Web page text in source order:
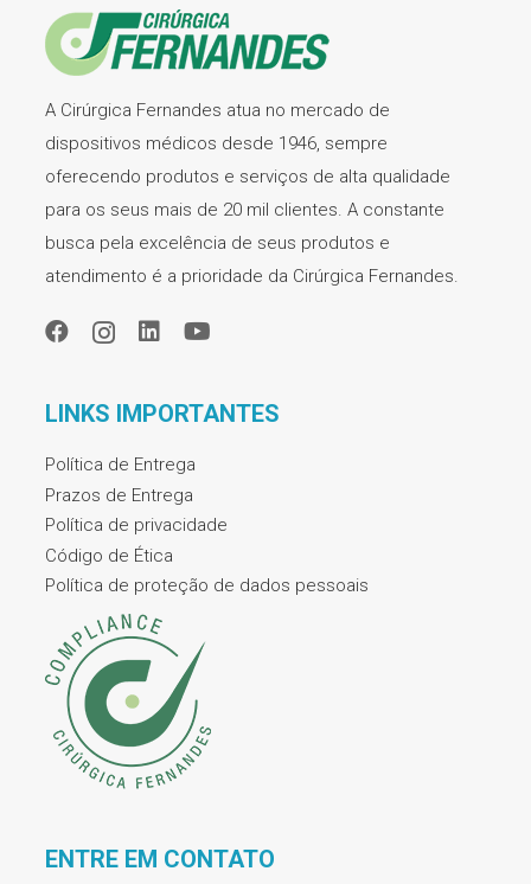
A Cirúrgica Fernandes atua no mercado de
dispositivos médicos desde 1946, sempre
oferecendo produtos e serviços de alta qualidade
para os seus mais de 20 mil clientes. A constante
busca pela excelência de seus produtos e
atendimento é a prioridade da Cirúrgica Fernandes.
LINKS IMPORTANTES
Política de Entrega
Prazos de Entrega
Política de privacidade
Código de Ética
Política de proteção de dados pessoais
ENTRE EM CONTATO